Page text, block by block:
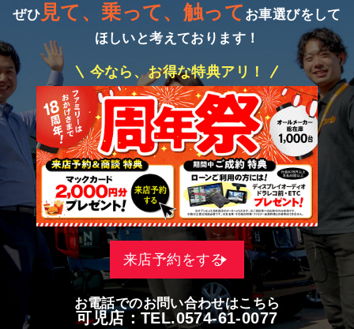
ぜひ 見て、乗って、触って お車選びをして
ほしいと考えております！
今なら、お得な特典アリ！
来店予約をする
お電話でのお問い合わせはこちら
可児店：TEL.0574-61-0077